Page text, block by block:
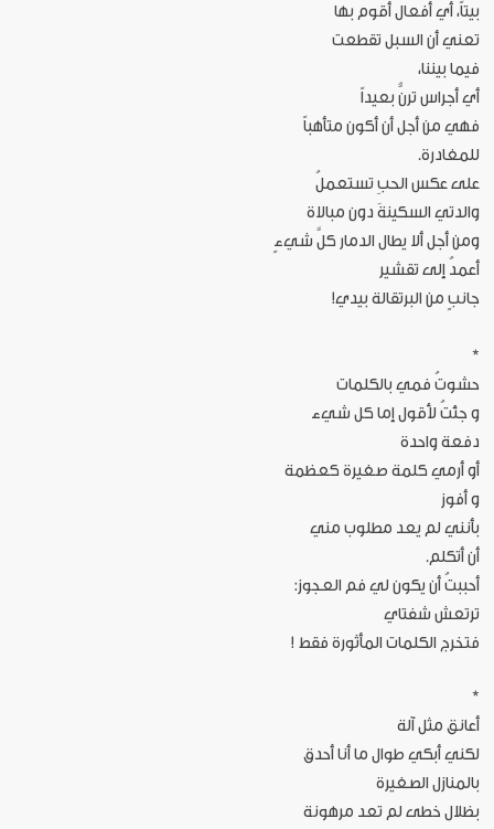
بيتاً، أي أفعال أقوم بها
تعني أن السبل تقطعت
فيما بيننا،
أي أجراس ترنُّ بعيداً
فهي من أجل أن أكون متأهباً
للمغادرة.
على عكس الحبِ تستعملُ
والدتي السكينةَ دون مبالاة
ومن أجل ألا يطال الدمار كلَّ شيءٍ
أعمدُ إلى تقشير
جانبٍ من البرتقالة بيدي!
*
حشوتُ فمي بالكلمات
و جئتُ لأقول إما كل شيء
دفعة واحدة
أو أرمي كلمة صغيرة كعظمة
و أفوز
بأنني لم يعد مطلوب مني
أن أتكلم.
أحببتُ أن يكون لي فم العجوز:
ترتعش شفتاي
فتخرج الكلمات المأثورة فقط !
*
أعانق مثل آلة
لكني أبكي طوال ما أنا أحدق
بالمنازل الصغيرة
بظلال خطى لم تعد مرهونة